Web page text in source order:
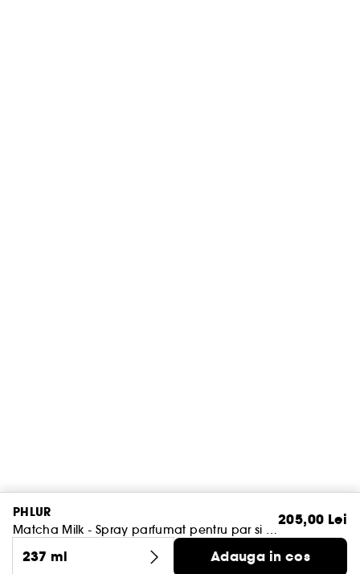
PHLUR
Matcha Milk - Spray parfumat pentru par si corp
205,00 Lei
237 ml
Adauga in cos